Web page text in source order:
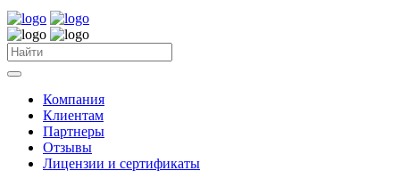
Компания
Клиентам
Партнеры
Отзывы
Лицензии и сертификаты